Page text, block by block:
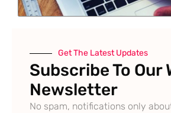
Get The Latest Updates
Subscribe To Our
Newsletter
No spam, notifications only